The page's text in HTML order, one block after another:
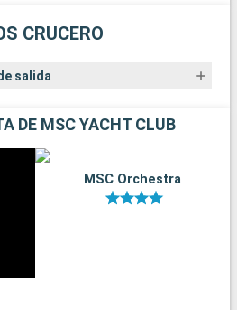
CRUCERO
salida
DE MSC YACHT CLUB
MSC Orchestra